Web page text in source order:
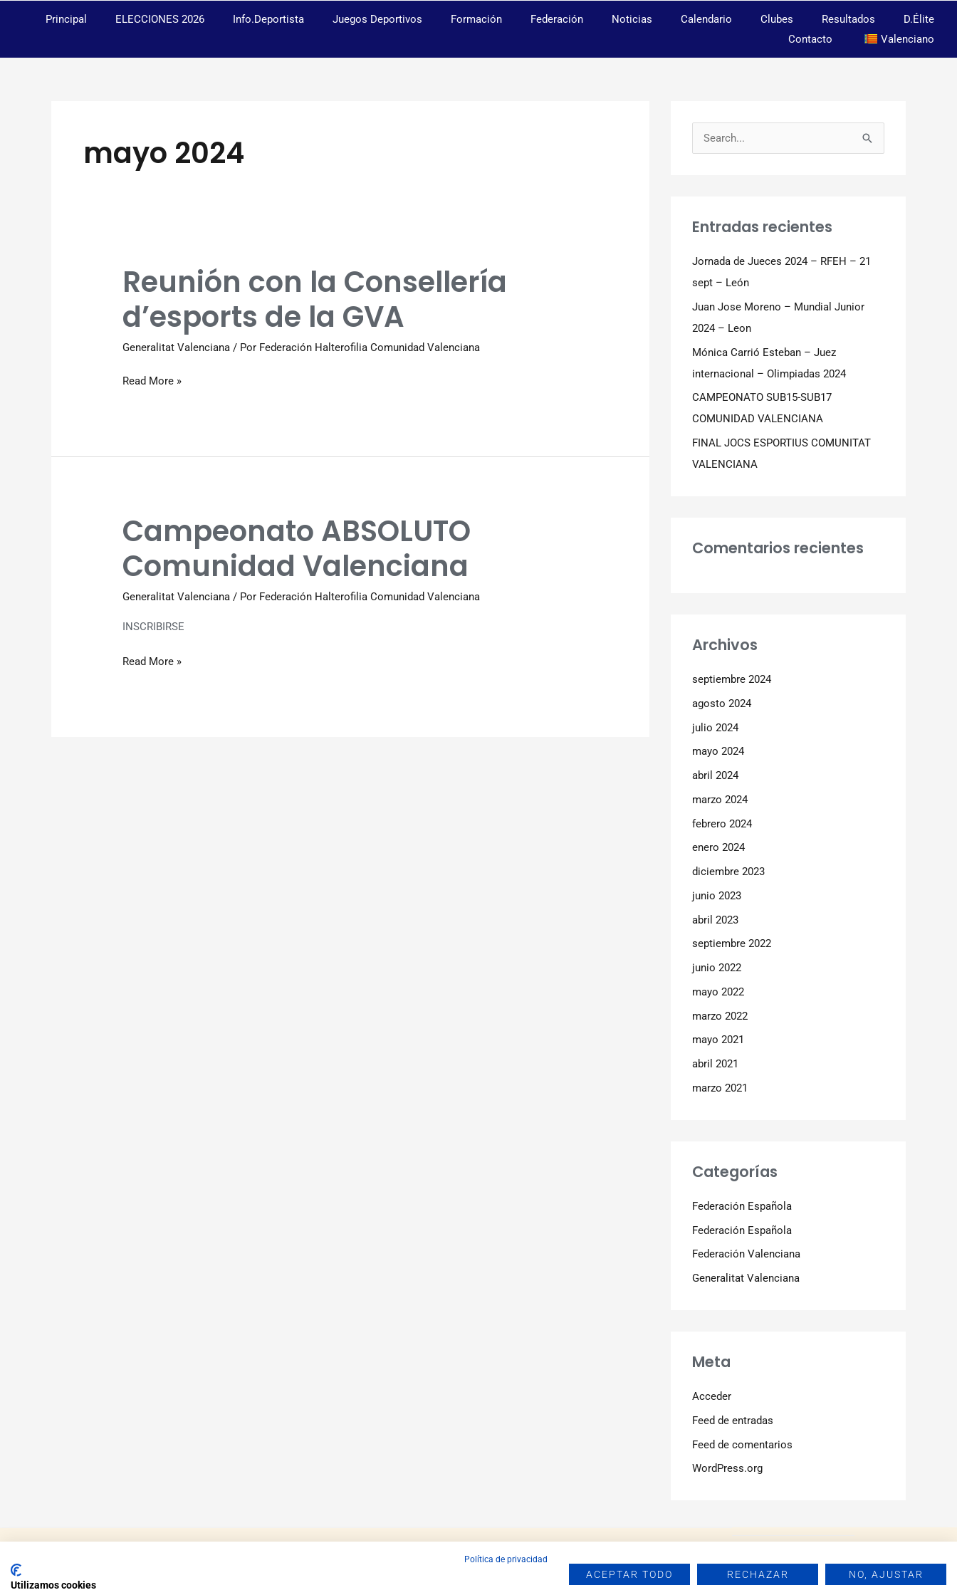
Principal ELECCIONES 2026 Info.Deportista Juegos Deportivos Formación Federación Noticias Calendario Clubes Resultados
D.Élite
Contacto
Valenciano
mayo 2024
Reunión con la Consellería
d’esports de la GVA
Generalitat Valenciana / Por Federación Halterofilia Comunidad Valenciana
Reunión
con
la
Consellería
d’esports
la
Read More »
Campeonato ABSOLUTO
Comunidad Valenciana
Generalitat Valenciana / Por Federación Halterofilia Comunidad Valenciana
INSCRIBIRSE
Campeonato
ABSOLUTO
Comunidad
Valenciana
Read More »
a
r
:
Entradas recientes
Jornada de Jueces 2024 – RFEH – 21
sept – León
Juan Jose Moreno – Mundial Junior
2024 – Leon
Mónica Carrió Esteban – Juez
internacional – Olimpiadas 2024
CAMPEONATO SUB15-SUB17
COMUNIDAD VALENCIANA
FINAL JOCS ESPORTIUS COMUNITAT
VALENCIANA
Comentarios recientes
Archivos
septiembre 2024
agosto 2024
julio 2024
mayo 2024
abril 2024
marzo 2024
febrero 2024
enero 2024
diciembre 2023
junio 2023
abril 2023
septiembre 2022
junio 2022
mayo 2022
marzo 2022
mayo 2021
abril 2021
marzo 2021
Categorías
Federación Española
Federación Española
Federación Valenciana
Generalitat Valenciana
Meta
Acceder
Feed de entradas
Feed de comentarios
WordPress.org
Política de privacidad
Utilizamos cookies
ACEPTAR TODO RECHAZAR NO, AJUSTAR